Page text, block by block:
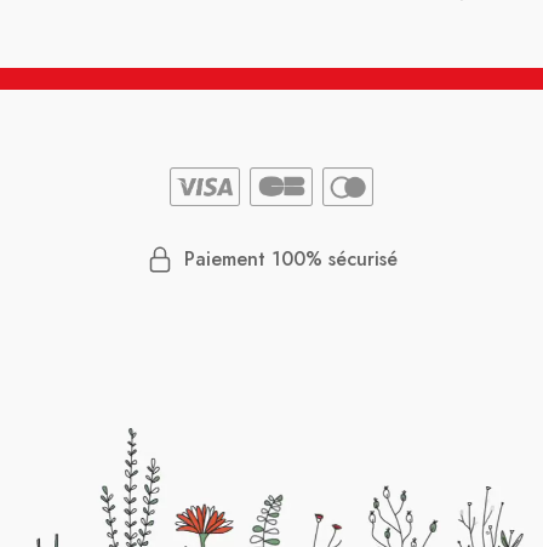
Paiement 100% sécurisé